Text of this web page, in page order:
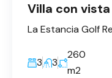
3 3
260
m2